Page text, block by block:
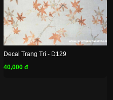
Decal Trang Trí - D129
40,000 đ